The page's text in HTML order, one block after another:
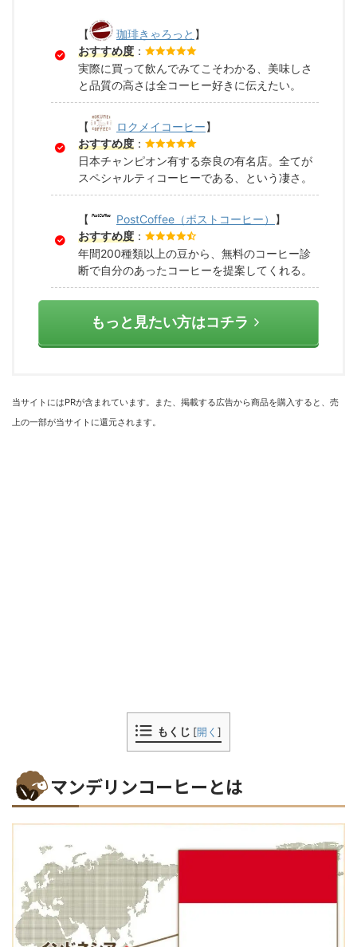
【 珈琲きゃろっと 】
おすすめ度 ：
実際に買って飲んでみてこそわかる、美味しさ
と品質の高さは全コーヒー好きに伝えたい。
【 ロクメイコーヒー】
おすすめ度 ：
日本チャンピオン有する奈良の有名店。全てが
スペシャルティコーヒーである、という凄さ。
【 PostCoffee（ポストコーヒー）
】
おすすめ度 ：
年間200種類以上の豆から、無料のコーヒー診
断で自分のあったコーヒーを提案してくれる。
もっと見たい方はコチラ
当サイトにはPRが含まれています。また、掲載する広告から商品を購入すると、売
上の一部が当サイトに還元されます。
もくじ [開く ]
マンデリンコーヒーとは